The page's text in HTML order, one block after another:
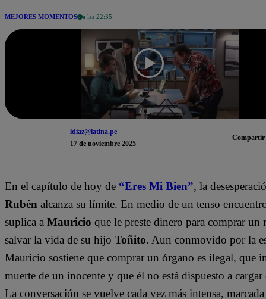
MEJORES MOMENTOS a las 22:35
ldiaz@latina.pe
17 de noviembre 2025
Compartir
En el capítulo de hoy de “Eres Mi Bien”, la
Rubén alcanza su límite. En medio de un tenso
suplica a Mauricio que le preste dinero para comprar un
salvar la vida de su hijo Toñito. Aun conmovido por la
Mauricio sostiene que comprar un órgano es ilegal, que
muerte de un inocente y que él no está dispuesto a cargar
La conversación se vuelve cada vez más intensa,